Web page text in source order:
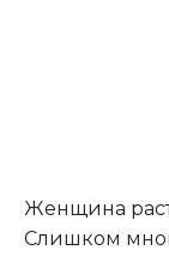
Женщина
Слишком